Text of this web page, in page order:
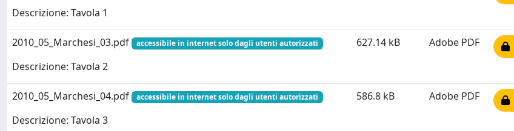
Descrizione: Tavola 1
2010_05_Marchesi_03.pdf accessibile in internet solo dagli utenti autorizzati
Descrizione: Tavola 2
627.14 kB Adobe PDF
2010_05_Marchesi_04.pdf accessibile in internet solo dagli utenti autorizzati
Descrizione: Tavola 3
586.8 kB Adobe PDF